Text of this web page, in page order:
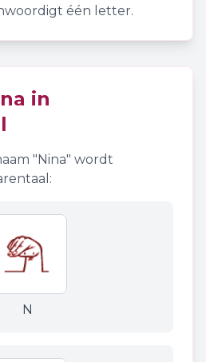
één letter.
in
"Nina" wordt
N